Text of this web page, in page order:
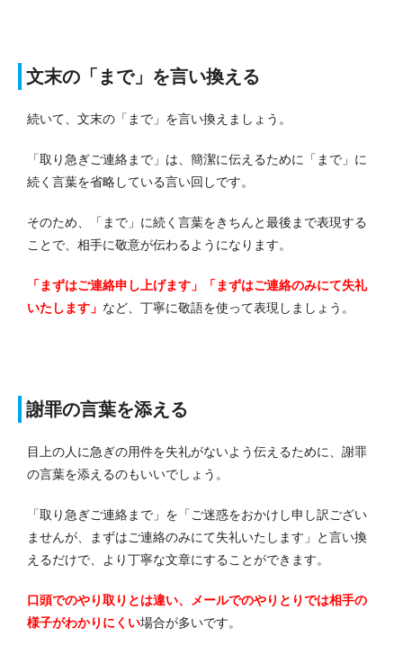
文末の「まで」を言い換える
続いて、文末の「まで」を言い換えましょう。
「取り急ぎご連絡まで」は、簡潔に伝えるために「まで」に
続く言葉を省略している言い回しです。
そのため、「まで」に続く言葉をきちんと最後まで表現する
ことで、相手に敬意が伝わるようになります。
「まずはご連絡申し上げます」「まずはご連絡のみにて失礼
いたします」 など、丁寧に敬語を使って表現しましょう。
謝罪の言葉を添える
目上の人に急ぎの用件を失礼がないよう伝えるために、謝罪
の言葉を添えるのもいいでしょう。
「取り急ぎご連絡まで」を「ご迷惑をおかけし申し訳ござい
ませんが、まずはご連絡のみにて失礼いたします」と言い換
えるだけで、より丁寧な文章にすることができます。
口頭でのやり取りとは違い、メールでのやりとりでは相手の
様子がわかりにくい場合が多いです。